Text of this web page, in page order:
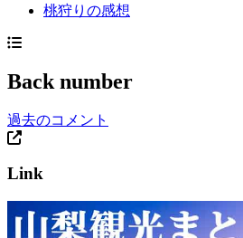
桃狩りの感想
Back number
過去のコメント
Link